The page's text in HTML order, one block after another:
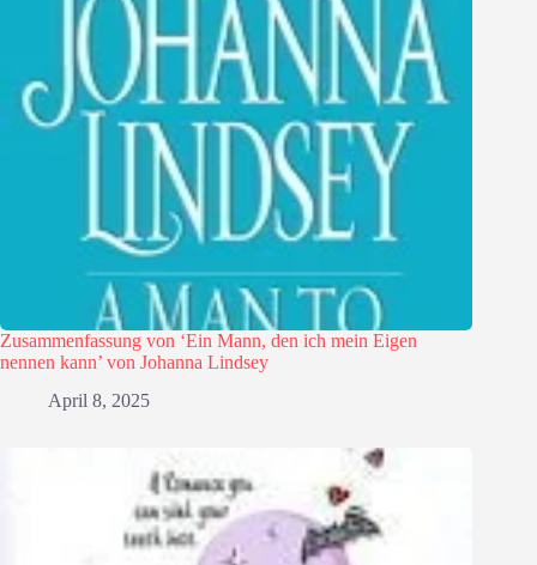
Zusammenfassung von ‘Ein Mann, den ich mein Eigen
nennen kann’ von Johanna Lindsey
April 8, 2025